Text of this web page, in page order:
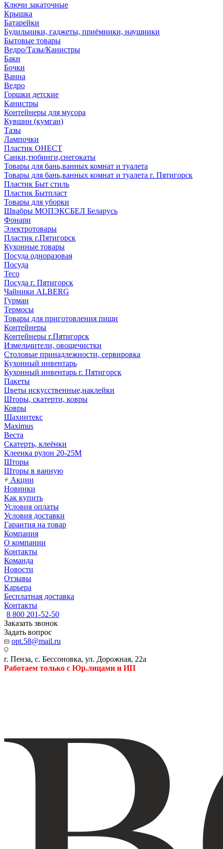
Ключи закаточные
Крышка
Батарейки
Будильники, гаджеты, приёмники, наушники
Бытовые товары
Ведро/Тазы/Канистры
Баки
Бочки
Ванна
Ведро
Горшки детские
Канистры
Контейнеры для мусора
Кувшин (кумган)
Тазы
Лампочки
Пластик ОНЕСТ
Санки,тюбинги,снегокаты
Товары для бань,ванных комнат и туалета
Товары для бань,ванных комнат и туалета г. Пятигорск
Пластик Быт стиль
Пластик Бытпласт
Товары для уборки
Швабры МОПЭКСБЕЛ Беларусь
Фонари
Электротовары
Пластик г.Пятигорск
Кухонные товары
Посуда одноразовая
Посуда
Teco
Посуда г. Пятигорск
Чайники ALBERG
Гурман
Термосы
Товары для приготовления пищи
Контейнеры
Контейнеры г.Пятигорск
Измельчители, овощечистки
Столовые принадлежности, сервировка
Кухонный инвентарь
Кухонный инвентарь г. Пятигорск
Пакеты
Цветы искусственные,наклейки
Шторы, скатерти, ковры
Ковры
Шахинтекс
Maximus
Веста
Скатерть, клеёнки
Клеенка рулон 20-25М
Шторы
Шторы в ванную
Акции
Новинки
Как купить
Условия оплаты
Условия доставки
Гарантия на товар
Компания
О компании
Контакты
Команда
Новости
Отзывы
Карьера
Бесплатная доставка
Контакты
8 800 201-52-50
Заказать звонок
Задать вопрос
opt.58@mail.ru
г. Пенза, с. Бессоновка, ул. Дорожная, 22а
Работаем только с Юр.лицами и ИП